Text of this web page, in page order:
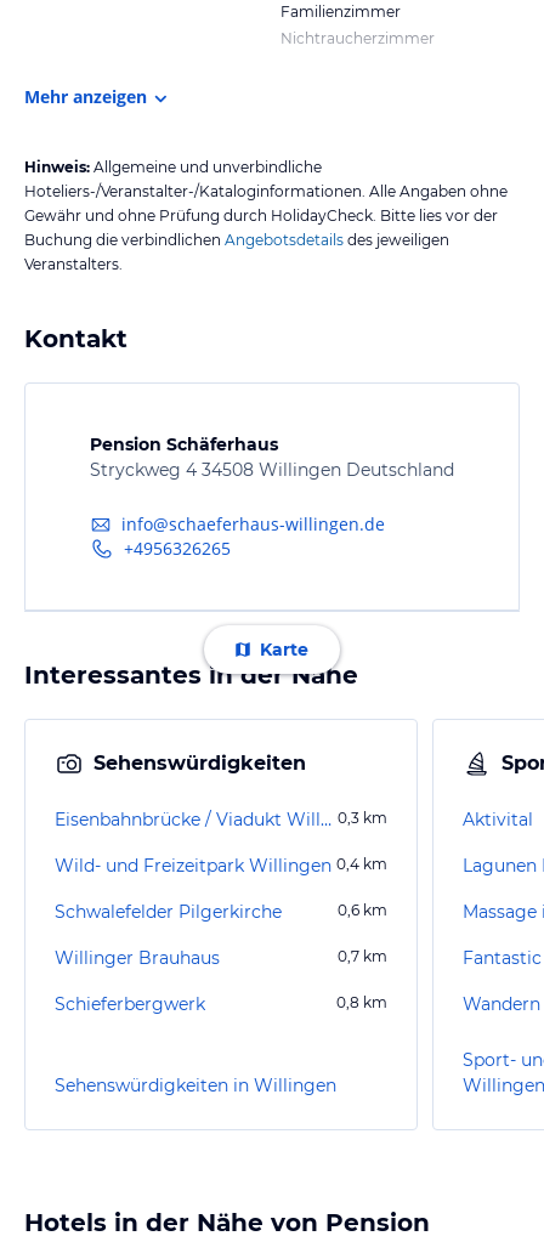
Familienzimmer
Nichtraucherzimmer
Mehr anzeigen
Hinweis: Allgemeine und unverbindliche
Hoteliers-/Veranstalter-/Kataloginformationen. Alle Angaben ohne
Gewähr und ohne Prüfung durch HolidayCheck. Bitte lies vor der
Buchung die verbindlichen Angebotsdetails des jeweiligen
Veranstalters.
Kontakt
Pension Schäferhaus
Stryckweg 4 34508 Willingen Deutschland
info@schaeferhaus-willingen.de
+4956326265
Karte
Interessantes in der Nähe
Sehenswürdigkeiten
Eisenbahnbrücke / Viadukt Willingen 0,3 km
Wild- und Freizeitpark Willingen 0,4 km
Schwalefelder Pilgerkirche 0,6 km
Willinger Brauhaus 0,7 km
Schieferbergwerk 0,8 km
Sehenswürdigkeiten in Willingen
Aktivital
Lagunen
Sport-
Willingen
Hotels in der Nähe von Pension